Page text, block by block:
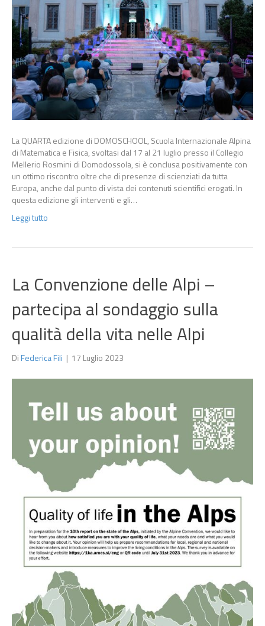
La QUARTA edizione di DOMOSCHOOL, Scuola Internazionale Alpina
di Matematica e Fisica, svoltasi dal 17 al 21 luglio presso il Collegio
Mellerio Rosmini di Domodossola, si è conclusa positivamente con
un ottimo riscontro oltre che di presenze di scienziati da tutta
Europa, anche dal punto di vista dei contenuti scientifici erogati. In
questa edizione gli interventi e gli…
Leggi tutto
La Convenzione delle Alpi –
partecipa al sondaggio sulla
qualità della vita nelle Alpi
DiFederica Fili | 17 Luglio 2023